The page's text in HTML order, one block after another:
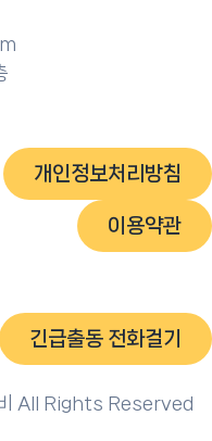
개인정보처리방침
이용약관
긴급출동 전화걸기
All Rights Reserved